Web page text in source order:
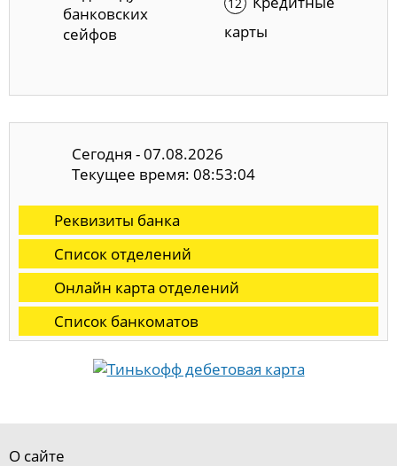
банковских
сейфов
карты
Сегодня - 07.08.2026
Текущее время: 08:53:05
Реквизиты банка
Список отделений
Онлайн карта отделений
Список банкоматов
О сайте